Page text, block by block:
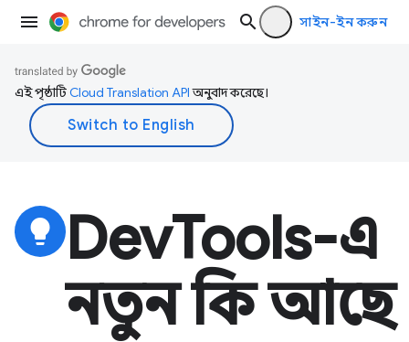
সাইন-ইন করুন
এই পৃষ্ঠাটিCloud Translation APIঅনুবাদ করেছে।
lightbulb
DevTools-এ
নতুন কি আছে